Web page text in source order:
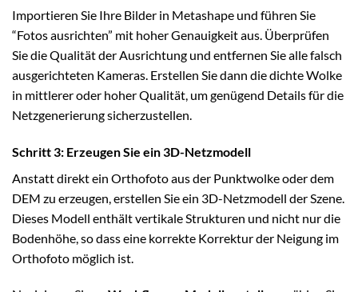
Importieren Sie Ihre Bilder in Metashape und führen Sie
“Fotos ausrichten” mit hoher Genauigkeit aus. Überprüfen
Sie die Qualität der Ausrichtung und entfernen Sie alle falsch
ausgerichteten Kameras. Erstellen Sie dann die dichte Wolke
in mittlerer oder hoher Qualität, um genügend Details für die
Netzgenerierung sicherzustellen.
Schritt 3: Erzeugen Sie ein 3D-Netzmodell
Anstatt direkt ein Orthofoto aus der Punktwolke oder dem
DEM zu erzeugen, erstellen Sie ein 3D-Netzmodell der Szene.
Dieses Modell enthält vertikale Strukturen und nicht nur die
Bodenhöhe, so dass eine korrekte Korrektur der Neigung im
Orthofoto möglich ist.